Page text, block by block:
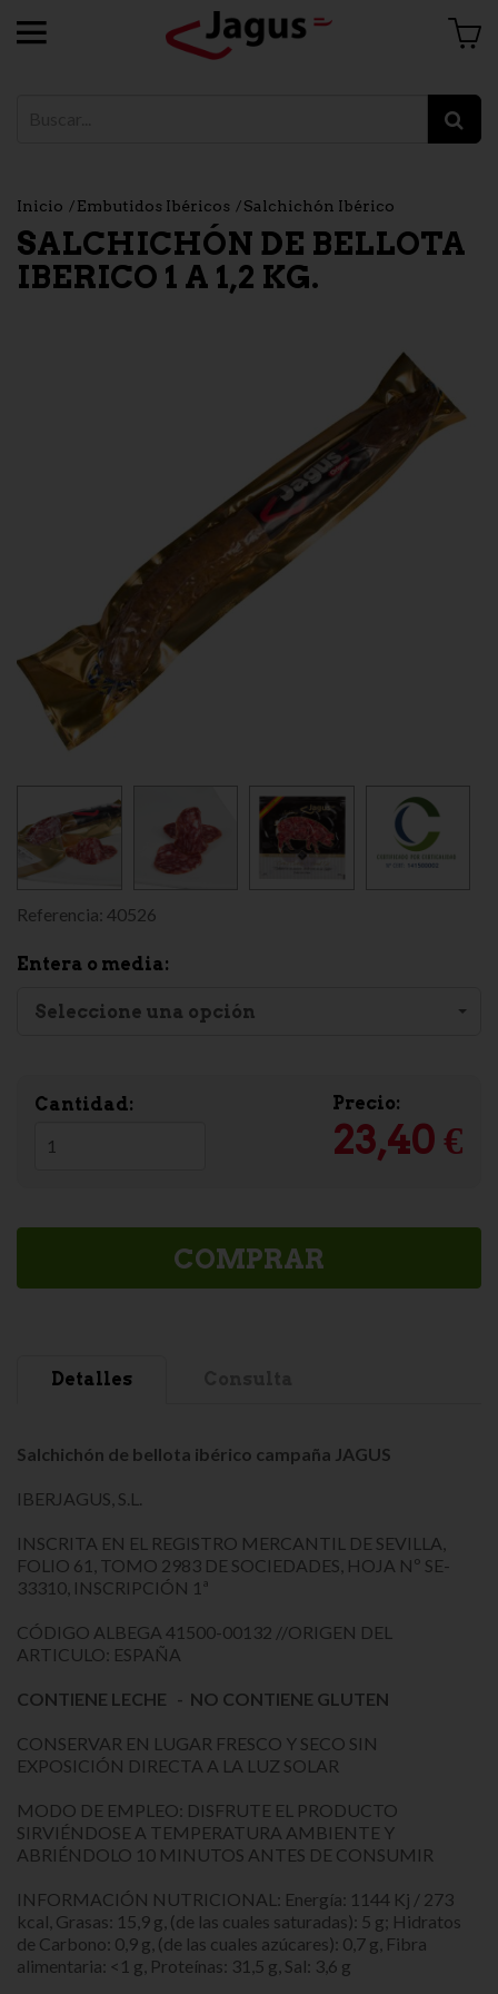
Inicio Embutidos Ibéricos Salchichón Ibérico
SALCHICHÓN DE BELLOTA
IBERICO 1 A 1,2 KG.
Referencia: 40526
Entera o media:
Seleccione una opción
Cantidad: Precio:
23,40 €
COMPRAR
Detalles
Salchichón de bellota ibérico campaña JAGUS
IBERJAGUS, S.L.
INSCRITA EN EL REGISTRO MERCANTIL DE SEVILLA,
FOLIO 61, TOMO 2983 DE SOCIEDADES, HOJA Nº SE-
33310, INSCRIPCIÓN 1ª
CÓDIGO ALBEGA 41500-00132 //ORIGEN DEL
ARTICULO: ESPAÑA
CONTIENE LECHE - NO CONTIENE GLUTEN
CONSERVAR EN LUGAR FRESCO Y SECO SIN
EXPOSICIÓN DIRECTA A LA LUZ SOLAR
MODO DE EMPLEO: DISFRUTE EL PRODUCTO
SIRVIÉNDOSE A TEMPERATURA AMBIENTE Y
ABRIÉNDOLO 10 MINUTOS ANTES DE CONSUMIR
INFORMACIÓN NUTRICIONAL: Energía: 1144 Kj / 273
kcal, Grasas: 15,9 g, (de las cuales saturadas): 5 g; Hidratos
de Carbono: 0,9 g, (de las cuales azúcares): 0,7 g, Fibra
alimentaria: <1 g, Proteínas: 31,5 g, Sal: 3,6 g